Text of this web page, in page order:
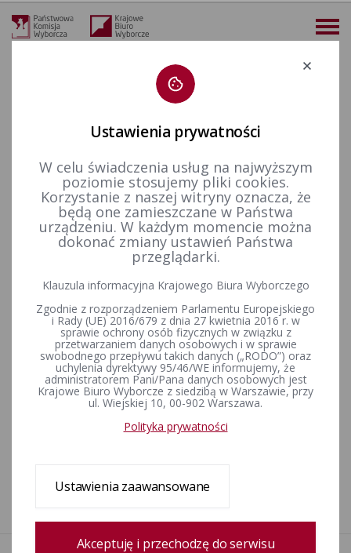
Deklaracja dostępności
więcej
Dla mediów Galeria Wybory samorządowe w 2024 r. Konferencja prasowa Państwowej Komisji Wyborczej w dniu pierwszego głosowania | 7 IV 2024 r. godz. 10:00
Konferencja prasowa
Państwowej Komisji Wyborczej
w dniu pierwszego głosowania
| 7 IV 2024 r. godz. 10:00
Ustawienia prywatności
W celu świadczenia usług na najwyższym
poziomie stosujemy pliki cookies.
Korzystanie z naszej witryny oznacza, że
będą one zamieszczane w Państwa
urządzeniu. W każdym momencie można
dokonać zmiany ustawień Państwa
przeglądarki.
Klauzula informacyjna Krajowego Biura Wyborczego
Zgodnie z rozporządzeniem Parlamentu Europejskiego
i Rady (UE) 2016/679 z dnia 27 kwietnia 2016 r. w
sprawie ochrony osób fizycznych w związku z
przetwarzaniem danych osobowych i w sprawie
swobodnego przepływu takich danych („RODO”) oraz
uchylenia dyrektywy 95/46/WE informujemy, że
administratorem Pani/Pana danych osobowych jest
Krajowe Biuro Wyborcze z siedzibą w Warszawie, przy
ul. Wiejskiej 10, 00-902 Warszawa.
Polityka prywatności
Ustawienia zaawansowane
Akceptuję i przechodzę do serwisu